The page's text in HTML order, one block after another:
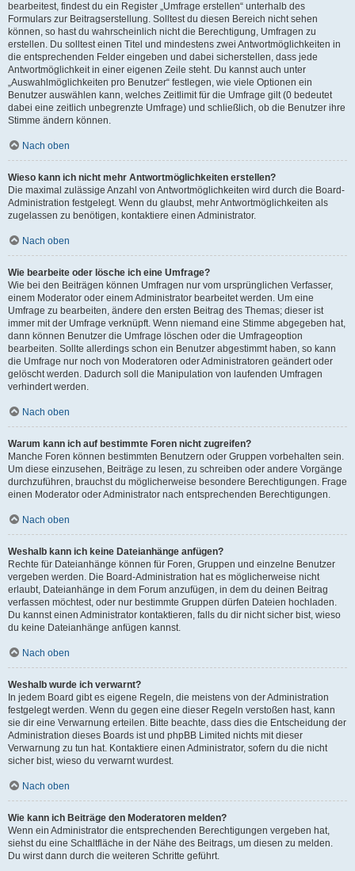
bearbeitest, findest du ein Register „Umfrage erstellen“ unterhalb des
Formulars zur Beitragserstellung. Solltest du diesen Bereich nicht sehen
können, so hast du wahrscheinlich nicht die Berechtigung, Umfragen zu
erstellen. Du solltest einen Titel und mindestens zwei Antwortmöglichkeiten in
die entsprechenden Felder eingeben und dabei sicherstellen, dass jede
Antwortmöglichkeit in einer eigenen Zeile steht. Du kannst auch unter
„Auswahlmöglichkeiten pro Benutzer“ festlegen, wie viele Optionen ein
Benutzer auswählen kann, welches Zeitlimit für die Umfrage gilt (0 bedeutet
dabei eine zeitlich unbegrenzte Umfrage) und schließlich, ob die Benutzer ihre
Stimme ändern können.
Nach oben
Wieso kann ich nicht mehr Antwortmöglichkeiten erstellen?
Die maximal zulässige Anzahl von Antwortmöglichkeiten wird durch die Board-
Administration festgelegt. Wenn du glaubst, mehr Antwortmöglichkeiten als
zugelassen zu benötigen, kontaktiere einen Administrator.
Nach oben
Wie bearbeite oder lösche ich eine Umfrage?
Wie bei den Beiträgen können Umfragen nur vom ursprünglichen Verfasser,
einem Moderator oder einem Administrator bearbeitet werden. Um eine
Umfrage zu bearbeiten, ändere den ersten Beitrag des Themas; dieser ist
immer mit der Umfrage verknüpft. Wenn niemand eine Stimme abgegeben hat,
dann können Benutzer die Umfrage löschen oder die Umfrageoption
bearbeiten. Sollte allerdings schon ein Benutzer abgestimmt haben, so kann
die Umfrage nur noch von Moderatoren oder Administratoren geändert oder
gelöscht werden. Dadurch soll die Manipulation von laufenden Umfragen
verhindert werden.
Nach oben
Warum kann ich auf bestimmte Foren nicht zugreifen?
Manche Foren können bestimmten Benutzern oder Gruppen vorbehalten sein.
Um diese einzusehen, Beiträge zu lesen, zu schreiben oder andere Vorgänge
durchzuführen, brauchst du möglicherweise besondere Berechtigungen. Frage
einen Moderator oder Administrator nach entsprechenden Berechtigungen.
Nach oben
Weshalb kann ich keine Dateianhänge anfügen?
Rechte für Dateianhänge können für Foren, Gruppen und einzelne Benutzer
vergeben werden. Die Board-Administration hat es möglicherweise nicht
erlaubt, Dateianhänge in dem Forum anzufügen, in dem du deinen Beitrag
verfassen möchtest, oder nur bestimmte Gruppen dürfen Dateien hochladen.
Du kannst einen Administrator kontaktieren, falls du dir nicht sicher bist, wieso
du keine Dateianhänge anfügen kannst.
Nach oben
Weshalb wurde ich verwarnt?
In jedem Board gibt es eigene Regeln, die meistens von der Administration
festgelegt werden. Wenn du gegen eine dieser Regeln verstoßen hast, kann
sie dir eine Verwarnung erteilen. Bitte beachte, dass dies die Entscheidung der
Administration dieses Boards ist und phpBB Limited nichts mit dieser
Verwarnung zu tun hat. Kontaktiere einen Administrator, sofern du die nicht
sicher bist, wieso du verwarnt wurdest.
Nach oben
Wie kann ich Beiträge den Moderatoren melden?
Wenn ein Administrator die entsprechenden Berechtigungen vergeben hat,
siehst du eine Schaltfläche in der Nähe des Beitrags, um diesen zu melden.
Du wirst dann durch die weiteren Schritte geführt.